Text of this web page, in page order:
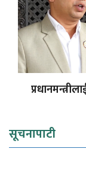
सूचनापाटी